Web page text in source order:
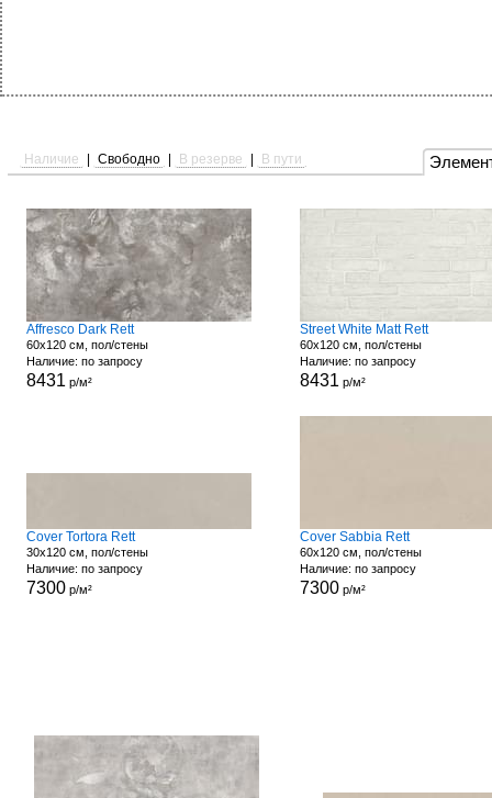
Наличие Свободно В резерве В пути
Affresco Dark Rett
60x120 см, пол/стены
Наличие: по запросу
8431 р/м²
Street White Matt Rett
60x120 см, пол/стены
Наличие: по запросу
8431 р/м²
Cover Tortora Rett
30x120 см, пол/стены
Наличие: по запросу
7300р/м²
Cover Sabbia Rett
60x120 см, пол/стены
Наличие: по запросу
7300р/м²